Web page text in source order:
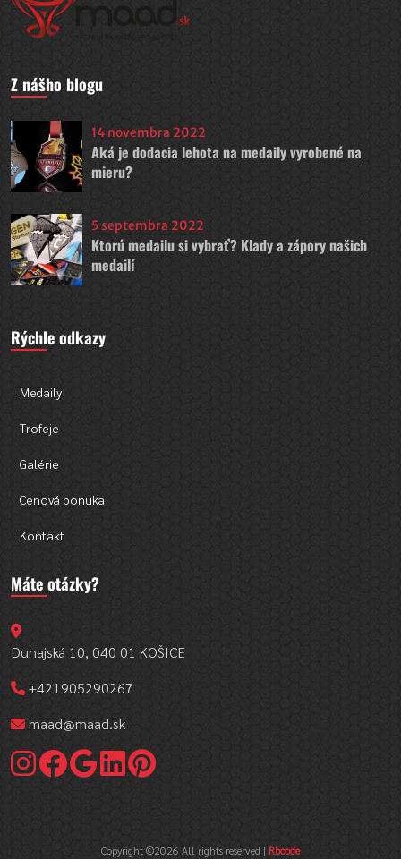
Z nášho blogu
14 novembra 2022
Aká je dodacia lehota na medaily vyrobené na
mieru?
5 septembra 2022
Ktorú medailu si vybrať? Klady a zápory našich
medailí
Rýchle odkazy
Medaily
Trofeje
Galérie
Cenová ponuka
Kontakt
Máte otázky?
Dunajská 10, 040 01 KOŠICE
+421905290267
maad@maad.sk
Copyright ©2026 All rights reserved | Rbcode